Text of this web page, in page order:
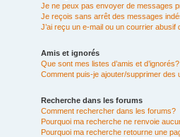
Je ne peux pas envoyer de messages
Je reçois sans arrêt des messages
J’ai reçu un e-mail ou un courrier abusif
Amis et ignorés
Que sont mes listes d’amis et d’ignorés?
Comment puis-je ajouter/supprimer des
Recherche dans les forums
Comment rechercher dans les forums?
Pourquoi ma recherche ne renvoie
Pourquoi ma recherche retourne une